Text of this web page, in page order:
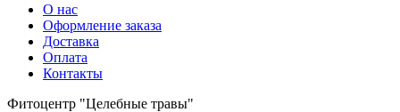
О нас
Оформление заказа
Доставка
Оплата
Контакты
Фитоцентр "Целебные травы"